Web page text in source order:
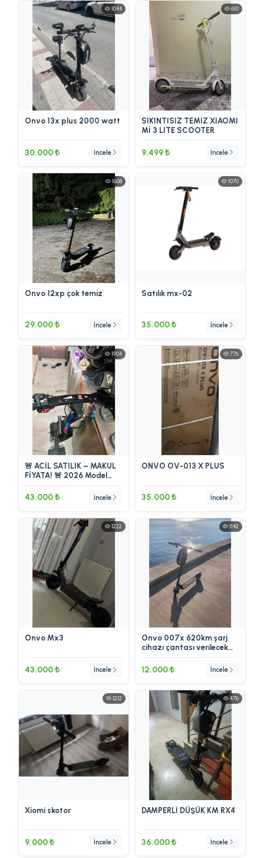
1044
Onvo 13x plus 2000 watt
30.000 ₺ İncele
610
SIKINTISIZ TEMİZ XIAOMI
Mİ 3 LITE SCOOTER
9.499 ₺ İncele
1608
Onvo 12xp çok temiz
29.000 ₺ İncele
1070
Satılık mx-02
35.000 ₺ İncele
1904
🚨 ACİL SATILIK – MAKUL
FİYATA! 🚨 2026 Model
Scooter
43.000 ₺ İncele
776
ONVO OV-013 X PLUS
35.000 ₺ İncele
1222
Onvo Mx3
43.000 ₺ İncele
1142
Onvo 007x 620km şarj
cihazı çantası verilecek
12.000 ₺ İncele
1212
Xiomi skotor
9.000 ₺ İncele
476
DAMPERLİ DÜŞÜK KM RX4
36.000 ₺ İncele